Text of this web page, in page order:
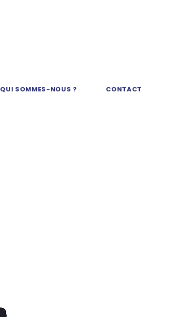
QUI SOMMES-NOUS ? CONTACT